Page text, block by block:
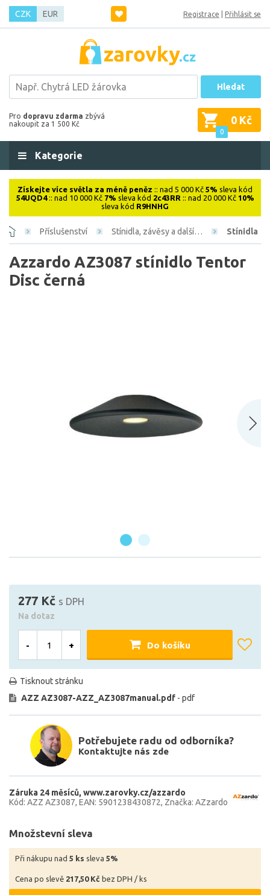
CZK EUR Registrace Přihlásit se
Hledat
Pro dopravu zdarma zbývá
nakoupit za 1 500 Kč
0
0 Kč
Kategorie
Získejte více světla za méně peněz :: nad 5 000 Kč 5% sleva kód
54UQD4:: nad 10 000 Kč 7% sleva kód 2c43RR :: nad 20 000 Kč 10%
sleva kód R9HNHG
Příslušenství Stínidla, závěsy a další… Stínidla
Azzardo AZ3087 stínidlo Tentor
Disc černá
277 Kč s DPH
Na dotaz
- + Do košíku
Tisknout stránku
AZZ AZ3087-AZZ_AZ3087manual.pdf - pdf
Potřebujete radu od odborníka?
Kontaktujte nás zde
Záruka 24 měsíců www.zarovky.cz/azzardo
Kód: AZZ AZ3087 EAN: 5901238430872 Značka: AZzardo
Množstevní sleva
Při nákupu nad 5 ks sleva 5%
Cena po slevě 217,50 Kč bez DPH / ks